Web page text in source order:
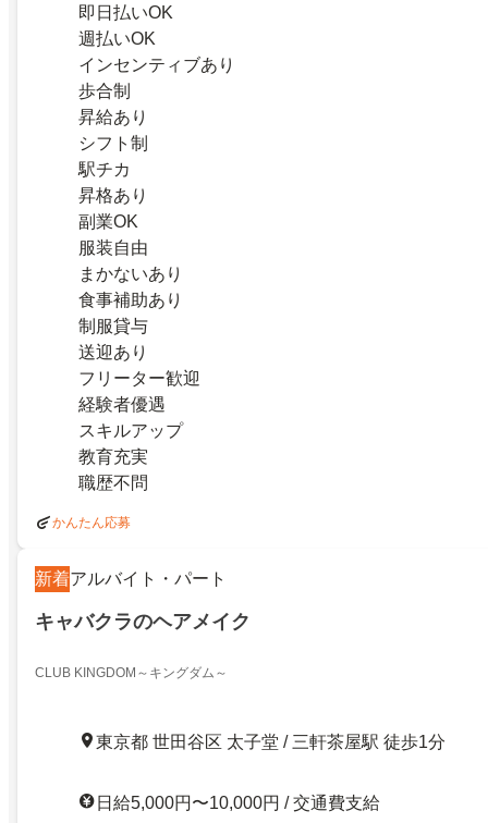
即日払いOK
週払いOK
インセンティブあり
歩合制
昇給あり
シフト制
駅チカ
昇格あり
副業OK
服装自由
まかないあり
食事補助あり
制服貸与
送迎あり
フリーター歓迎
経験者優遇
スキルアップ
教育充実
職歴不問
かんたん応募
新着アルバイト・パート
キャバクラのヘアメイク
CLUB KINGDOM～キングダム～
東京都 世田谷区 太子堂 / 三軒茶屋駅 徒歩1分
日給5,000円〜10,000円 / 交通費支給